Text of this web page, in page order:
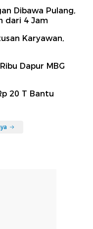
Dibawa Pulang,
dari 4 Jam
Karyawan,
Dapur MBG
20 T Bantu